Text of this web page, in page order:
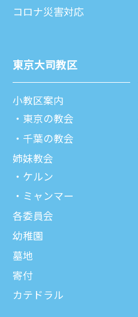
コロナ災害対応
東京⼤司教区
⼩教区案内
東京の教会
千葉の教会
姉妹教会
ケルン
ミャンマー
各委員会
幼稚園
墓地
寄付
カテドラル